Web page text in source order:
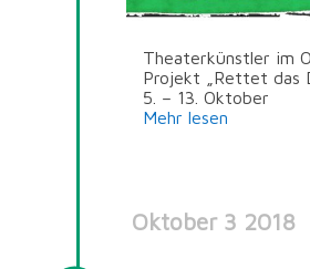
Theaterkünstler im
Projekt „Rettet das
5. – 13. Oktober
Mehr lesen
Oktober 3 2018